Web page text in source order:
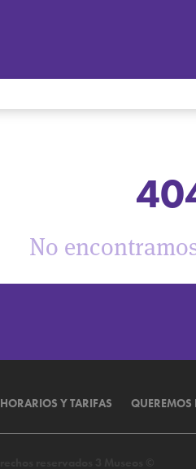
No
HORARIOS Y TARIFAS QUEREMOS